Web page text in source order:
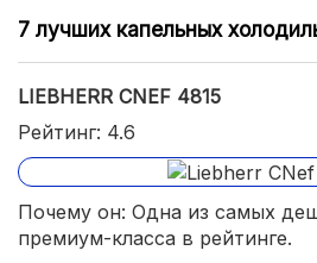
7 лучших капельных
LIEBHERR CNEF 4815
Рейтинг: 4.6
Почему он: Одна из самых
премиум-класса в рейтинге.